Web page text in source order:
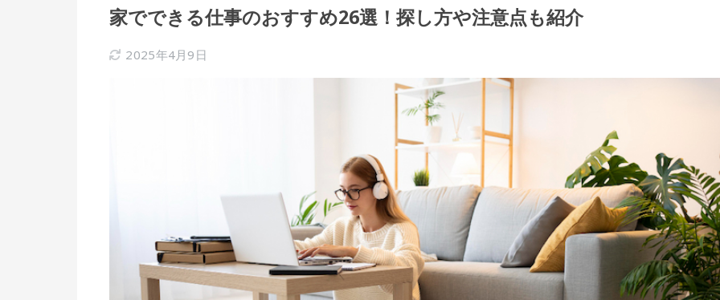
家でできる仕事のおすすめ26選！探し方や注意点も紹介
2025年4月9日